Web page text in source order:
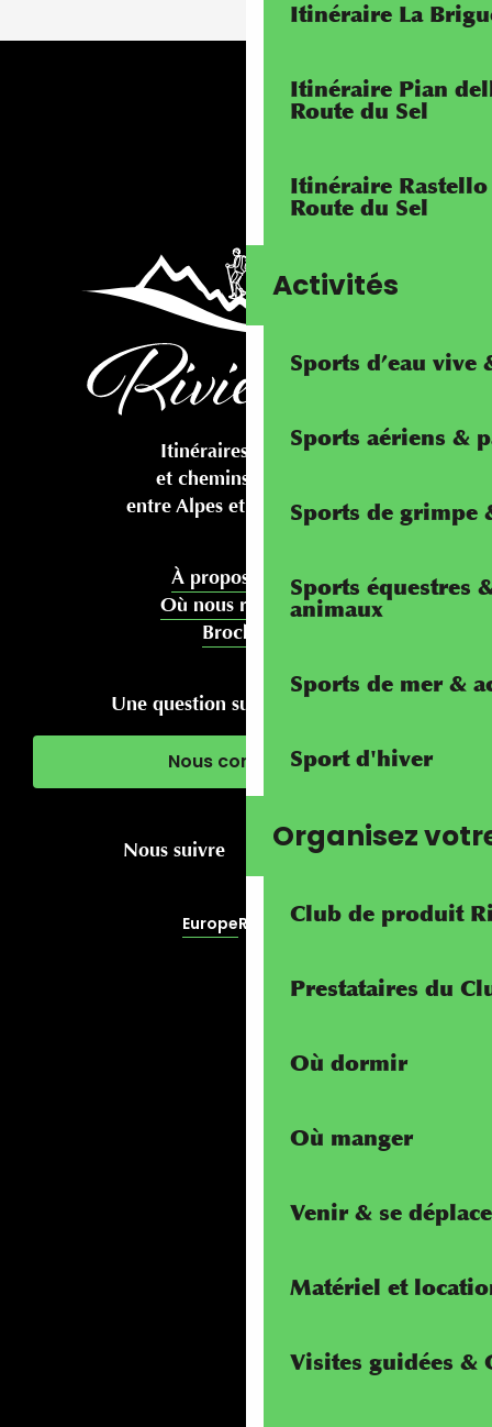
Itinéraire La
Itinéraire Pian
Route du Sel
Itinéraire
Route du Sel
Activités
Sports d’eau vive
Sports aériens &
Sports de grimpe
Sports équestres
animaux
Sports de mer &
Sport d'hiver
Organisez
Club de produit
Prestataires du
Où dormir
Où manger
Venir & se
Matériel et
Visites guidées &
Itinéraires cyclables
et chemins pédestres
entre Alpes et Méditerranée
À propos de nous
Où nous rencontrer
Brochures
Une question sur votre séjour ?
Nous contacter
Nous suivre
EuropeRivierALP